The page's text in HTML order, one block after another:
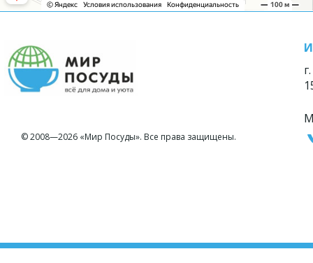
© 2008—2026 «Мир Посуды». Все права защищены.